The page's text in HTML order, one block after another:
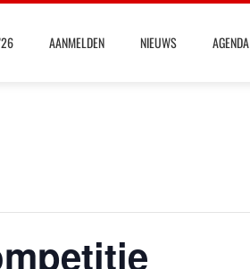
AANMELDEN NIEUWS AGENDA